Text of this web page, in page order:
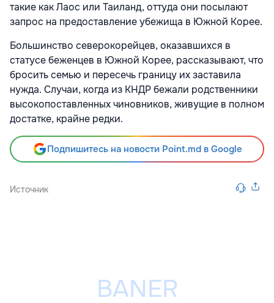
такие как Лаос или Таиланд, оттуда они посылают
запрос на предоставление убежища в Южной Корее.
Большинство северокорейцев, оказавшихся в
статусе беженцев в Южной Корее, рассказывают, что
бросить семью и пересечь границу их заставила
нужда. Случаи, когда из КНДР бежали родственники
высокопоставленных чиновников, живущие в полном
достатке, крайне редки.
Подпишитесь на новости Point.md в Google
Источник